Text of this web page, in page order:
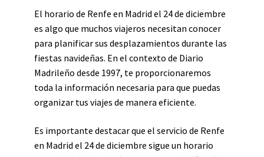
El horario de Renfe en Madrid el 24 de diciembre
es algo que muchos viajeros necesitan conocer
para planificar sus desplazamientos durante las
fiestas navideñas. En el contexto de Diario
Madrileño desde 1997, te proporcionaremos
toda la información necesaria para que puedas
organizar tus viajes de manera eficiente.
Es importante destacar que el servicio de Renfe
en Madrid el 24 de diciembre sigue un horario